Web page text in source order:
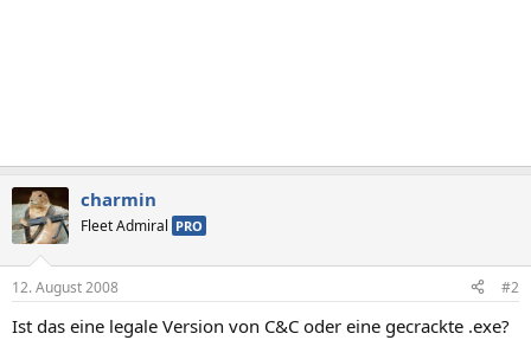
charmin
Fleet Admiral PRO
12. August 2008 #2
Ist das eine legale Version von C&C oder eine gecrackte .exe?